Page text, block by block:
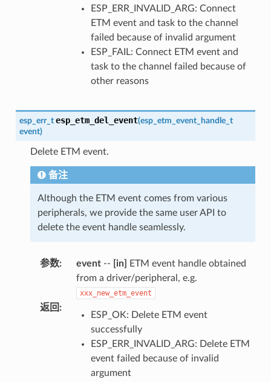
ESP_ERR_INVALID_ARG: Connect
ETM event and task to the channel
failed because of invalid argument
ESP_FAIL: Connect ETM event and
task to the channel failed because of
other reasons
esp_err_t esp_etm_del_event(esp_etm_event_handle_t
event)
Delete ETM event.
备注
Although the ETM event comes from various
peripherals, we provide the same user API to
delete the event handle seamlessly.
参数: event-- [in]
ETM event handle obtained
from a driver/peripheral, e.g.
xxx_new_etm_event
返回:
ESP_OK: Delete ETM event
successfully
ESP_ERR_INVALID_ARG: Delete ETM
event failed because of invalid
argument